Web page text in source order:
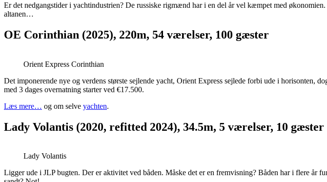
Er det nedgangstider i yachtindustrien? De russiske rigmænd har i en del år vel kæmpet med
altanen…
OE Corinthian (2025), 220m, 54 værelser, 100 gæster
Orient Express Corinthian
Det imponerende nye og verdens største sejlende yacht, Orient Express sejlede forbi ude i horisonten,
med 3 dages overnatning starter ved €17.500.
Læs mere… og om selve yachten.
Lady Volantis (2020, refitted 2024), 34.5m, 5 værelser, 10 gæster
Lady Volantis
Ligger ude i JLP bugten. Der er aktivitet ved båden. Måske det er en fremvisning? Båden har i flere år